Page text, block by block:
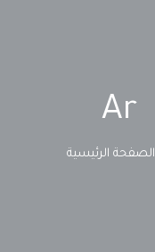
Ar
الصفحة الرئيسية